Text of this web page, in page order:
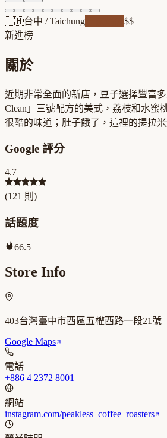
🇹🇼台中 /Taichung
$$
新進榜
關於
近期非常全面的新店，豆子選擇豐富
Clean」三號配方的美式，荔枝和水蜜
很酷的味道；肚子餓了，這裡的提拉
Google 評分
4.7
(121 則)
話題度
66.5
Store Info
403台灣臺中市西區五權西路一段21號
Google Maps
電話
+886 4 2372 8001
網站
instagram.com/peakless_coffee_roasters